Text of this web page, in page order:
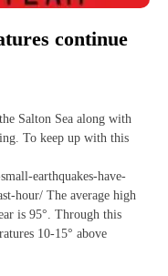
continue
Salton Sea along with
To keep up with this
earthquakes-have-
hour/ The average high
is 95°. Through this
10-15° above